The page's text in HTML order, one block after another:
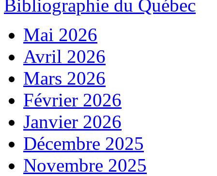
Bibliographie du Québec
Mai 2026
Avril 2026
Mars 2026
Février 2026
Janvier 2026
Décembre 2025
Novembre 2025